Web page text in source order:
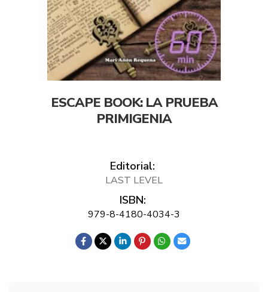
ESCAPE BOOK: LA PRUEBA
PRIMIGENIA
Editorial:
LAST LEVEL
ISBN:
979-8-4180-4034-3